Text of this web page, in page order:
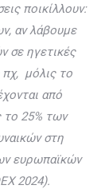
ποικίλλουν:
αν λάβουμε
σε ηγετικές
πχ, μόλις το
από
το 25% των
στη
ευρωπαϊκών
2024).